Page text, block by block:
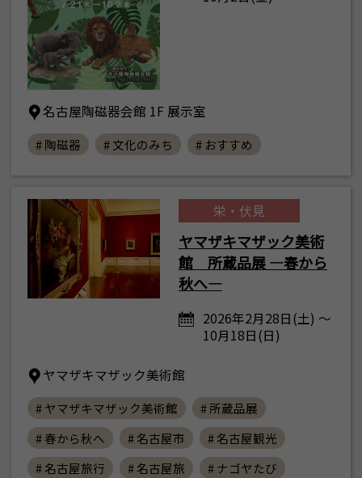
名古屋陶磁器会館 1F 展示室
# 陶磁器 # 文化のみち # おすすめ
栄・伏見
ヤマザキマザック美術
館 所蔵品展 ―春から
秋へ―
2026年2月28日(土) ～
10月18日(日)
ヤマザキマザック美術館
# ヤマザキマザック美術館
# 所蔵品展
# 春から秋へ
# 名古屋市
# 名古屋観光
# 名古屋旅行
# 名古屋旅
# ナゴヤたび